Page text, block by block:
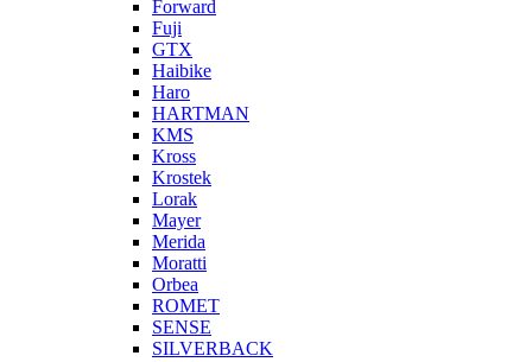
Forward
Fuji
GTX
Haibike
Haro
HARTMAN
KMS
Kross
Krostek
Lorak
Mayer
Merida
Moratti
Orbea
ROMET
SENSE
SILVERBACK